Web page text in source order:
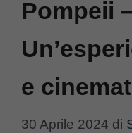
Pompeii
e
30 Aprile 2024 di